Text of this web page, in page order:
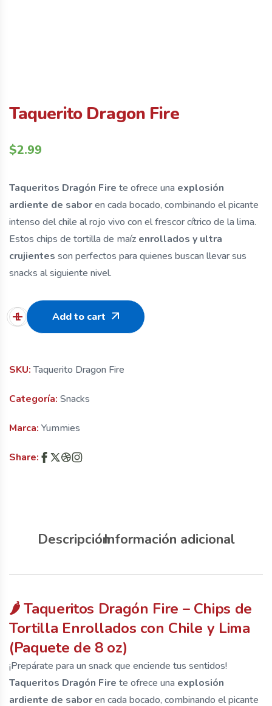
Taquerito Dragon Fire
$2.99
Taqueritos Dragón Fire te ofrece una explosión
ardiente de saboren cada bocado, combinando el picante
intenso del chile al rojo vivo con el frescor cítrico de la lima.
Estos chips de tortilla de maíz enrollados y ultra
crujientes son perfectos para quienes buscan llevar sus
snacks al siguiente nivel.
Add to cart
SKU:Taquerito Dragon Fire
Categoría: Snacks
Marca: Yummies
Share:
DescripciónInformación adicional
🌶️Taqueritos Dragón Fire – Chips de
Tortilla Enrollados con Chile y Lima
(Paquete de 8 oz)
¡Prepárate para un snack que enciende tus sentidos!
Taqueritos Dragón Fire te ofrece una explosión
ardiente de saboren cada bocado, combinando el picante